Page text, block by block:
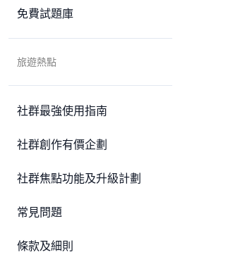
免費試題庫
旅遊熱點
社群最強使用指南
社群創作有價企劃
社群焦點功能及升級計劃
常見問題
條款及細則